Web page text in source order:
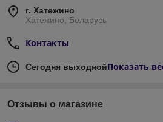
Фасадные краски
перепадам температур
Грунтовки
Пропитки и антисептики— для
г. Хатежино
Хатежино, Беларусь
Контакты
Сегодня выходнойПоказать
Отзывы о магазине